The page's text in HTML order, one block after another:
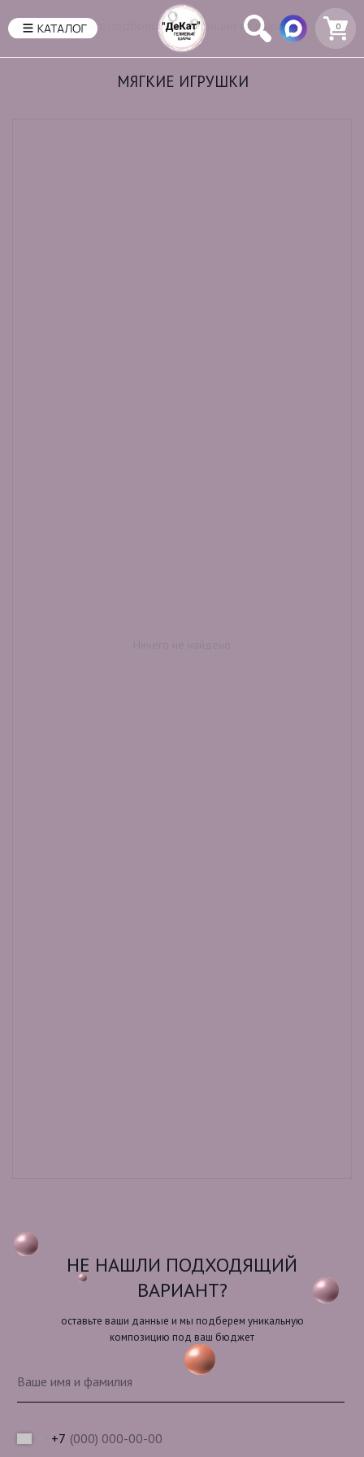
0
Поможем вам с подбором композиций из шаров
МЯГКИЕ ИГРУШКИ
Ничего не найдено
+7
оставьте ваши данные и мы подберем уникальную
композицию под ваш бюджет
НЕ НАШЛИ ПОДХОДЯЩИЙ
ВАРИАНТ?